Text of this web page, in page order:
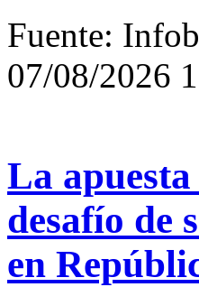
Fuente:
07/08/2026
La
desafío de
en